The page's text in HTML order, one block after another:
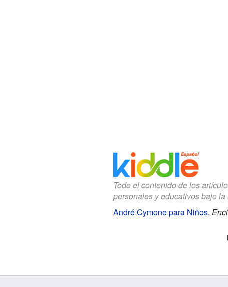
Todo el contenido de los
personales y educativos bajo
André Cymone para Niños.